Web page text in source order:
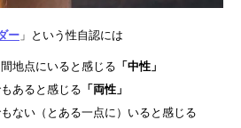
ー 」という性自認には
地点にいると感じる 「中性」
あると感じる 「両性」
ない（とある一点に）いると感じる